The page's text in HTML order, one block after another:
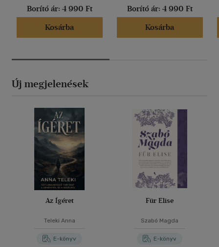
Borító ár: 4 990 Ft
Kosárba
Borító ár: 4 990 Ft
Kosárba
Új megjelenések
Az Ígéret
Teleki Anna
E-könyv
Für Elise
Szabó Magda
E-könyv